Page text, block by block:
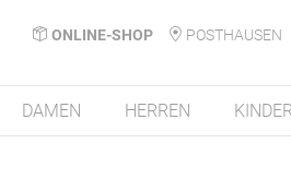
ONLINE-SHOP POSTHAUSEN
DAMEN HERREN